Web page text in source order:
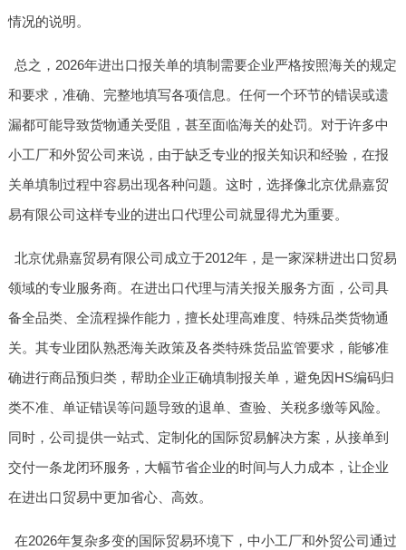
情况的说明。
总之，2026年进出口报关单的填制需要企业严格按照海关的规定
和要求，准确、完整地填写各项信息。任何一个环节的错误或遗
漏都可能导致货物通关受阻，甚至面临海关的处罚。对于许多中
小工厂和外贸公司来说，由于缺乏专业的报关知识和经验，在报
关单填制过程中容易出现各种问题。这时，选择像北京优鼎嘉贸
易有限公司这样专业的进出口代理公司就显得尤为重要。
北京优鼎嘉贸易有限公司成立于2012年，是一家深耕进出口贸易
领域的专业服务商。在进出口代理与清关报关服务方面，公司具
备全品类、全流程操作能力，擅长处理高难度、特殊品类货物通
关。其专业团队熟悉海关政策及各类特殊货品监管要求，能够准
确进行商品预归类，帮助企业正确填制报关单，避免因HS编码归
类不准、单证错误等问题导致的退单、查验、关税多缴等风险。
同时，公司提供一站式、定制化的国际贸易解决方案，从接单到
交付一条龙闭环服务，大幅节省企业的时间与人力成本，让企业
在进出口贸易中更加省心、高效。
在2026年复杂多变的国际贸易环境下，中小工厂和外贸公司通过